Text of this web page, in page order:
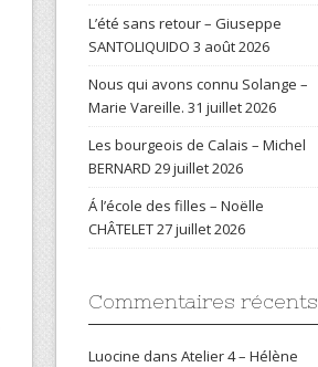
L’été sans retour – Giuseppe
SANTOLIQUIDO 3 août 2026
Nous qui avons connu Solange –
Marie Vareille. 31 juillet 2026
Les bourgeois de Calais – Michel
BERNARD 29 juillet 2026
Á l’école des filles – Noëlle
CHÂTELET27 juillet 2026
Commentaires récents
Luocine dans Atelier 4 – Hélène